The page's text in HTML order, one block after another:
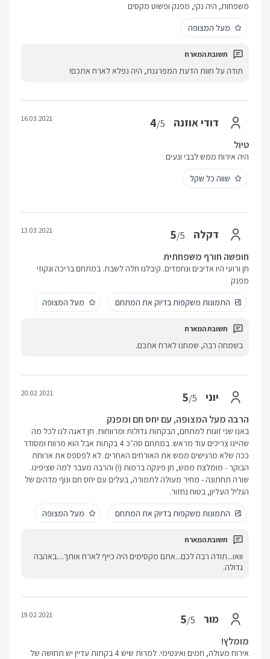
משפחות, היה נקי, מפנק ופשוט מקסים
מעל המצופה
תודה על חוות הדעת המפרגנת, היה נפלא לארח אתכם!
דודי אוזנה 4/5
16.03.2021
טיול
היה אירוח ממש לבבי ונעים
שווה כל שקל
דקלה 5/5
13.03.2021
חופשה חורף משפחתית
חן ורועי היו אדיבים ונחמדים. קיבלנו חלה לשבת. במתחם בריכה וגקוזי
מפנק
התמונות משקפות בדיוק את המתחם
מעל המצופה
בשמחה רבה, שמחנו לארח אתכם.
יוני 5/5
20.02.2021
הרבה מעל המצופה, עם יחס חם ומפנק
באנו שני זוגות למתחם, הבקתות גדולות ומרווחות. חן דאגה לנו לכל מה
שהיינו צריכים עוד מראש. במתחם סה״כ 4 בקתות אבל הוא מרווח ומסודר
ככה שלא מרגישים ממש את האורחים האחרים. לא לפספס את ארוחת
הבוקר - מומלצת ממש, חן פינקה ברמות (!) והרבה מעבר למה שציפינו.
שורה תחתונה - מחיר מעולה לתמורה, בעלים עם יחס חם ונוף מדהים של
הגליל העליון, בטוח נחזור.
התמונות משקפות בדיוק את המתחם
מעל המצופה
וואו...תודה רבה לכם...אתם מקסימים היה כייף לארח אותך....באהבה
גדולה.
מור 5/5
19.02.2021
מומלץ!
אירוח מעולה, חמים ואינטימי. למרות שיש 4 בקתות עדיין יש תחושה של